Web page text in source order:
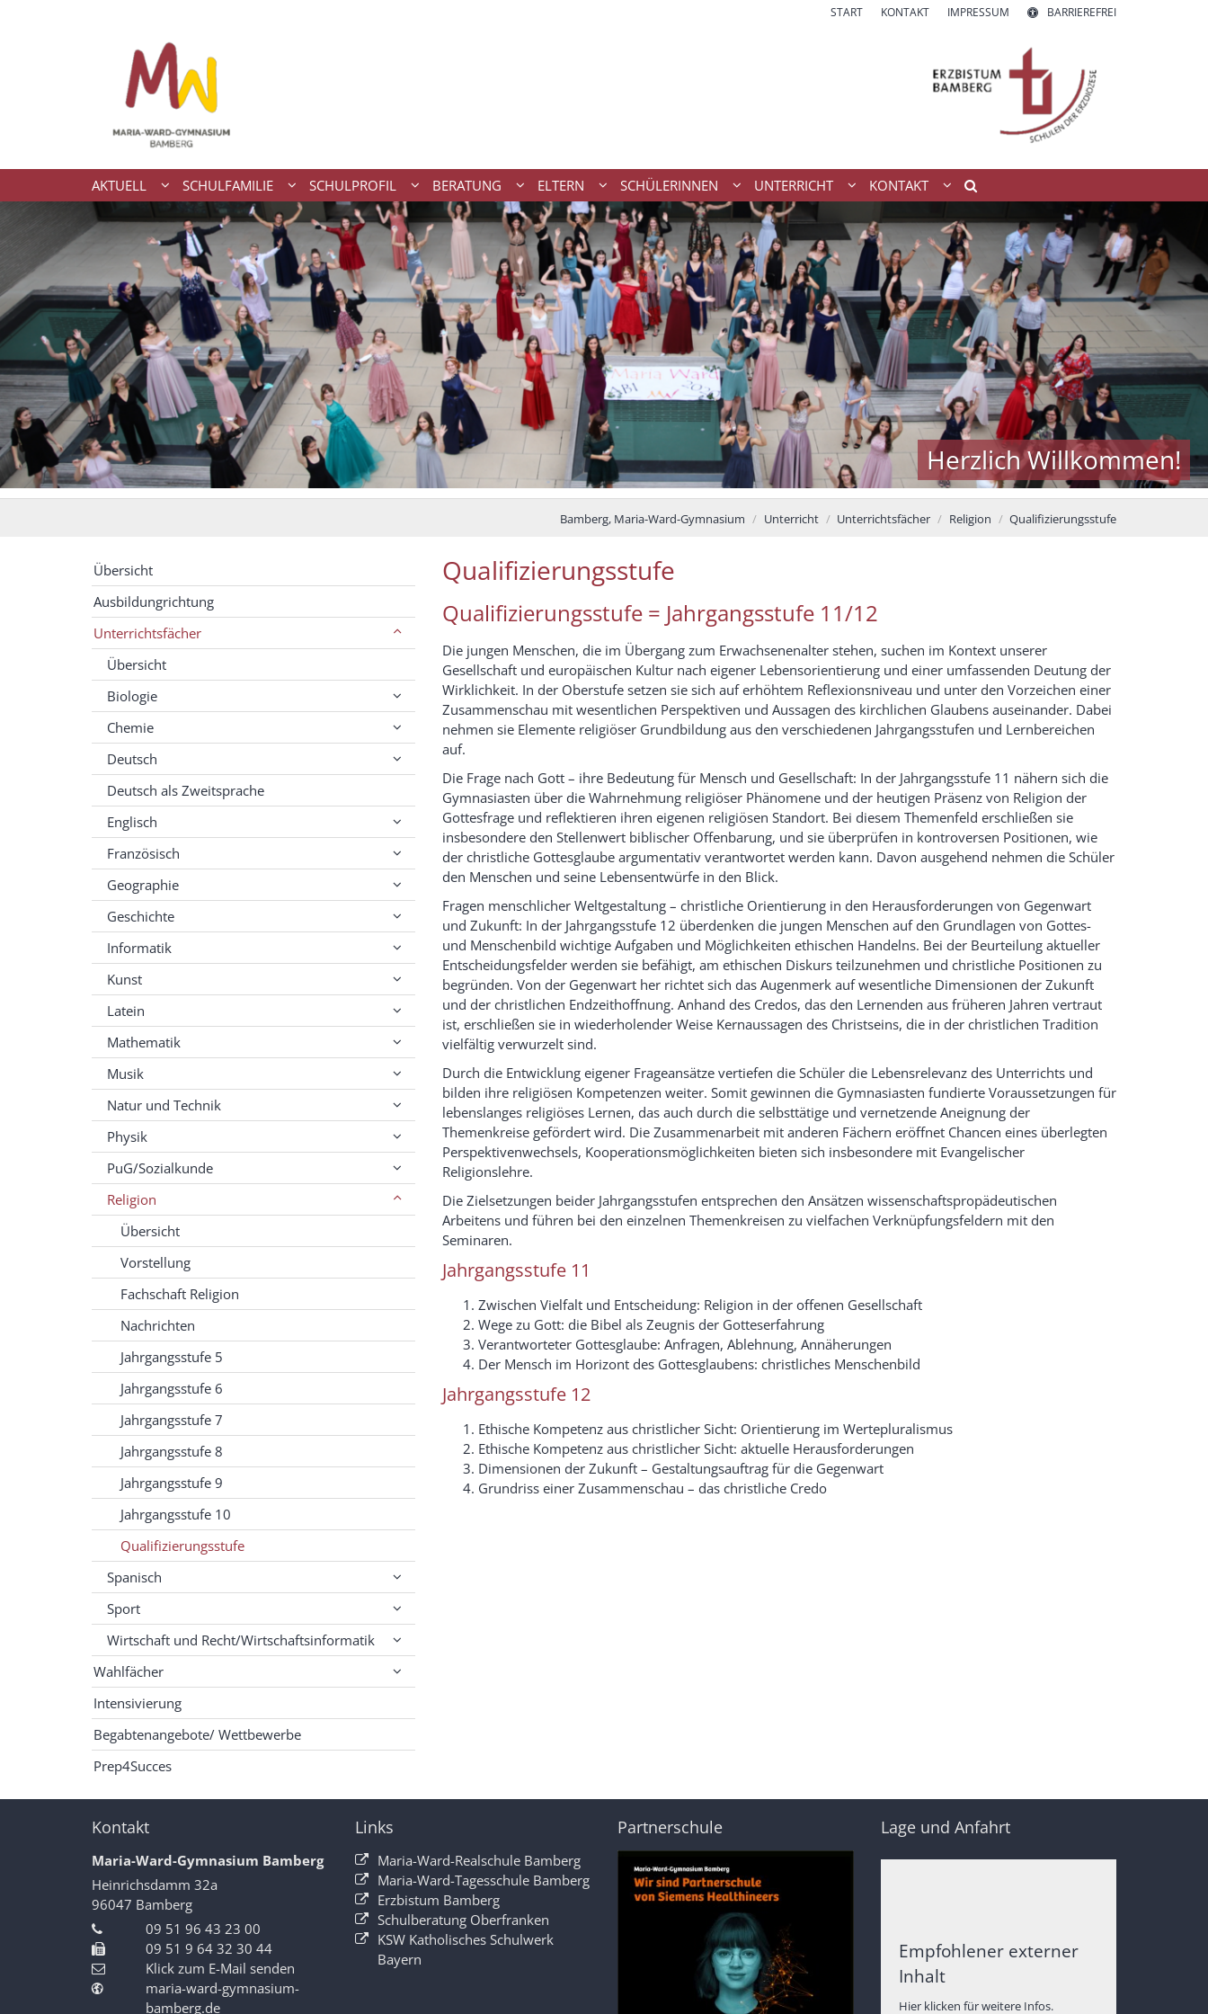
START KONTAKT IMPRESSUM BARRIEREFREI
AKTUELL SCHULFAMILIE SCHULPROFIL BERATUNG ELTERN SCHÜLERINNEN UNTERRICHT KONTAKT
Herzlich Willkommen!
Bamberg, Maria-Ward-Gymnasium Unterricht Unterrichtsfächer Religion Qualifizierungsstufe
Qualifizierungsstufe
Qualifizierungsstufe = Jahrgangsstufe 11/12
Die jungen Menschen, die im Übergang zum Erwachsenenalter stehen, suchen im Kontext unserer
Gesellschaft und europäischen Kultur nach eigener Lebensorientierung und einer umfassenden Deutung der
Wirklichkeit. In der Oberstufe setzen sie sich auf erhöhtem Reflexionsniveau und unter den Vorzeichen einer
Zusammenschau mit wesentlichen Perspektiven und Aussagen des kirchlichen Glaubens auseinander. Dabei
nehmen sie Elemente religiöser Grundbildung aus den verschiedenen Jahrgangsstufen und Lernbereichen
auf.
Die Frage nach Gott – ihre Bedeutung für Mensch und Gesellschaft: In der Jahrgangsstufe 11 nähern sich die
Gymnasiasten über die Wahrnehmung religiöser Phänomene und der heutigen Präsenz von Religion der
Gottesfrage und reflektieren ihren eigenen religiösen Standort. Bei diesem Themenfeld erschließen sie
insbesondere den Stellenwert biblischer Offenbarung, und sie überprüfen in kontroversen Positionen, wie
der christliche Gottesglaube argumentativ verantwortet werden kann. Davon ausgehend nehmen die Schüler
den Menschen und seine Lebensentwürfe in den Blick.
Fragen menschlicher Weltgestaltung – christliche Orientierung in den Herausforderungen von Gegenwart
und Zukunft: In der Jahrgangsstufe 12 überdenken die jungen Menschen auf den Grundlagen von Gottes-
und Menschenbild wichtige Aufgaben und Möglichkeiten ethischen Handelns. Bei der Beurteilung aktueller
Entscheidungsfelder werden sie befähigt, am ethischen Diskurs teilzunehmen und christliche Positionen zu
begründen. Von der Gegenwart her richtet sich das Augenmerk auf wesentliche Dimensionen der Zukunft
und der christlichen Endzeithoffnung. Anhand des Credos, das den Lernenden aus früheren Jahren vertraut
ist, erschließen sie in wiederholender Weise Kernaussagen des Christseins, die in der christlichen Tradition
vielfältig verwurzelt sind.
Durch die Entwicklung eigener Frageansätze vertiefen die Schüler die Lebensrelevanz des Unterrichts und
bilden ihre religiösen Kompetenzen weiter. Somit gewinnen die Gymnasiasten fundierte Voraussetzungen für
lebenslanges religiöses Lernen, das auch durch die selbsttätige und vernetzende Aneignung der
Themenkreise gefördert wird. Die Zusammenarbeit mit anderen Fächern eröffnet Chancen eines überlegten
Perspektivenwechsels, Kooperationsmöglichkeiten bieten sich insbesondere mit Evangelischer
Religionslehre.
Die Zielsetzungen beider Jahrgangsstufen entsprechen den Ansätzen wissenschaftspropädeutischen
Arbeitens und führen bei den einzelnen Themenkreisen zu vielfachen Verknüpfungsfeldern mit den
Seminaren.
Jahrgangsstufe 11
Zwischen Vielfalt und Entscheidung: Religion in der offenen Gesellschaft
Wege zu Gott: die Bibel als Zeugnis der Gotteserfahrung
Verantworteter Gottesglaube: Anfragen, Ablehnung, Annäherungen
Der Mensch im Horizont des Gottesglaubens: christliches Menschenbild
Jahrgangsstufe 12
Ethische Kompetenz aus christlicher Sicht: Orientierung im Wertepluralismus
Ethische Kompetenz aus christlicher Sicht: aktuelle Herausforderungen
Dimensionen der Zukunft – Gestaltungsauftrag für die Gegenwart
Grundriss einer Zusammenschau – das christliche Credo
Übersicht
Ausbildungrichtung
Unterrichtsfächer
Übersicht
Biologie
Chemie
Deutsch
Deutsch als Zweitsprache
Englisch
Französisch
Geographie
Geschichte
Informatik
Kunst
Latein
Mathematik
Musik
Natur und Technik
Physik
PuG/Sozialkunde
Religion
Übersicht
Vorstellung
Fachschaft Religion
Nachrichten
Jahrgangsstufe 5
Jahrgangsstufe 6
Jahrgangsstufe 7
Jahrgangsstufe 8
Jahrgangsstufe 9
Jahrgangsstufe 10
Qualifizierungsstufe
Spanisch
Sport
Wirtschaft und Recht/Wirtschaftsinformatik
Wahlfächer
Intensivierung
Begabtenangebote/ Wettbewerbe
Prep4Succes
Kontakt
Maria-Ward-Gymnasium Bamberg
Heinrichsdamm 32a
96047 Bamberg
09 51 96 43 23 00
09 51 9 64 32 30 44
Klick zum E-Mail senden
maria-ward-gymnasium-
bamberg.de
Links
Maria-Ward-Realschule Bamberg
Maria-Ward-Tagesschule Bamberg
Erzbistum Bamberg
Schulberatung Oberfranken
KSW Katholisches Schulwerk
Bayern
Partnerschule Lage und Anfahrt
Empfohlener externer
Inhalt
Hier klicken für weitere Infos.